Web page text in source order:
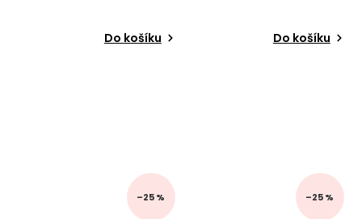
Do košíku Do košíku
–25 % –25 %